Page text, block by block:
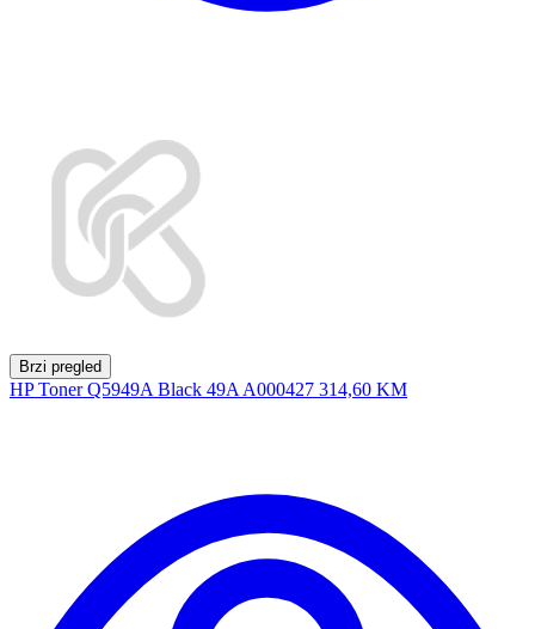
Brzi pregled
HP Toner Q5949A Black 49A A000427 314,60 KM